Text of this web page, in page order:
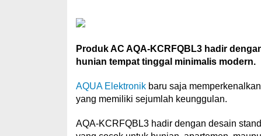
Produk AC AQA-KCRFQBL3 hadir
hunian tempat tinggal minimalis modern.
AQUA Elektronikbaru saja
yang memiliki sejumlah keunggulan.
AQA-KCRFQBL3 hadir dengan desain